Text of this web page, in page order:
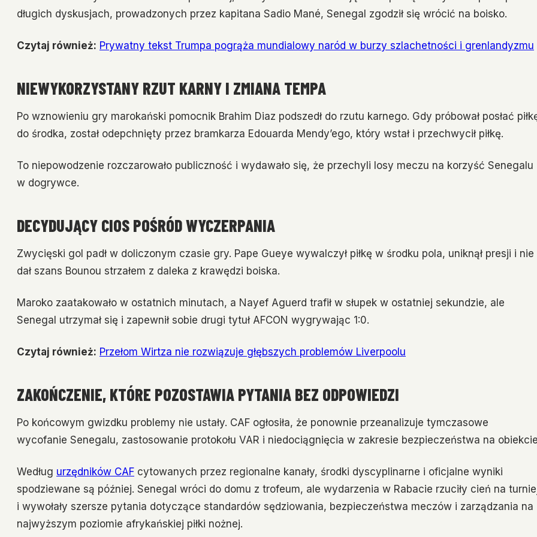
długich dyskusjach, prowadzonych przez kapitana Sadio Mané, Senegal zgodził się wrócić na boisko.
Czytaj również: Prywatny tekst Trumpa pogrąża mundialowy naród w burzy szlachetności i grenlandyzmu
NIEWYKORZYSTANY RZUT KARNY I ZMIANA TEMPA
Po wznowieniu gry marokański pomocnik Brahim Diaz podszedł do rzutu karnego. Gdy próbował posłać
do środka, został odepchnięty przez bramkarza Edouarda Mendy’ego, który wstał i przechwycił piłkę.
To niepowodzenie rozczarowało publiczność i wydawało się, że przechyli losy meczu na korzyść Senegalu
w dogrywce.
DECYDUJĄCY CIOS POŚRÓD WYCZERPANIA
Zwycięski gol padł w doliczonym czasie gry. Pape Gueye wywalczył piłkę w środku pola, uniknął presji i nie
dał szans Bounou strzałem z daleka z krawędzi boiska.
Maroko zaatakowało w ostatnich minutach, a Nayef Aguerd trafił w słupek w ostatniej sekundzie, ale
Senegal utrzymał się i zapewnił sobie drugi tytuł AFCON wygrywając 1:0.
Czytaj również: Przełom Wirtza nie rozwiązuje głębszych problemów Liverpoolu
ZAKOŃCZENIE, KTÓRE POZOSTAWIA PYTANIA BEZ ODPOWIEDZI
Po końcowym gwizdku problemy nie ustały. CAF ogłosiła, że ponownie przeanalizuje tymczasowe
wycofanie Senegalu, zastosowanie protokołu VAR i niedociągnięcia w zakresie bezpieczeństwa na
Według urzędników CAF cytowanych przez regionalne kanały, środki dyscyplinarne i oficjalne wyniki
spodziewane są później. Senegal wróci do domu z trofeum, ale wydarzenia w Rabacie rzuciły cień na
i wywołały szersze pytania dotyczące standardów sędziowania, bezpieczeństwa meczów i zarządzania na
najwyższym poziomie afrykańskiej piłki nożnej.